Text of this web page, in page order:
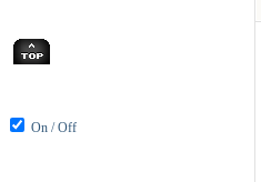
On / Off